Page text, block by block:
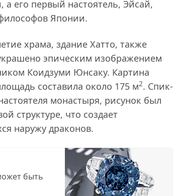
его первый настоятель, Эйсай,
Японии.
храма, здание Хатто, также
эпическим изображением
Коидзуми Юнсаку. Картина
составила около 175 м2. Спик-
монастыря, рисунок был
структуре, что создает
наружу драконов.
быть